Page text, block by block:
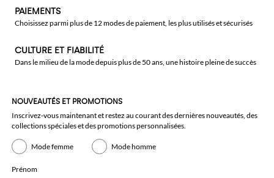
PAIEMENTS
Choisissez parmi plus de 12 modes de paiement, les plus utilisés et sécurisés
CULTURE ET FIABILITÉ
Dans le milieu de la mode depuis plus de 50 ans, une histoire pleine de succès
NOUVEAUTÉS ET PROMOTIONS
Inscrivez-vous maintenant et restez au courant des dernières nouveautés, des
collections spéciales et des promotions personnalisées.
Mode femme Mode homme
Prénom